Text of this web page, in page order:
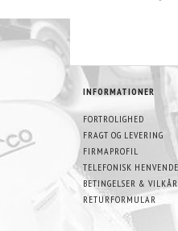
INFORMATIONER
FORTROLIGHED
FRAGT OG LEVERING
FIRMAPROFIL
TELEFONISK
BETINGELSER & VILKÅR
RETURFORMULAR